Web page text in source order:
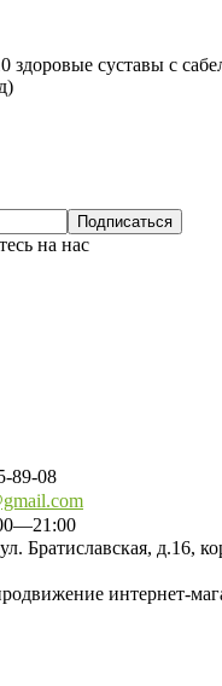
суставы с
на нас
89-08
Братиславская, д.16,
интернет-